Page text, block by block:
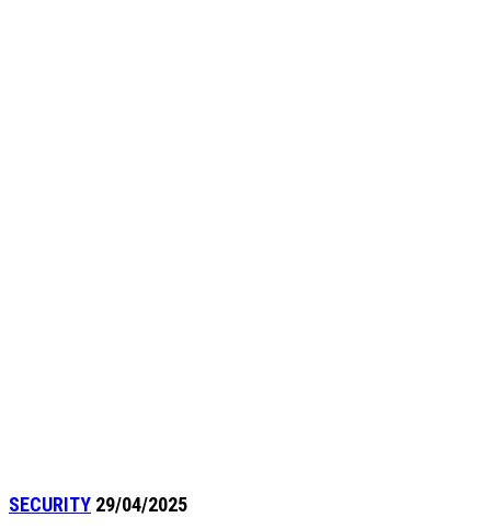
SECURITY 29/04/2025